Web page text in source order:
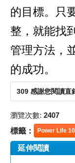
的目標。只
整，就能找
管理方法，
的成功。
309 感謝您閱讀直
瀏覽次數: 2407
標籤： Power Life
延伸閱讀